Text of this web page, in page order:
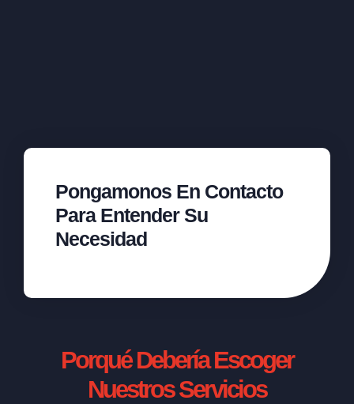
Pongamonos En Contacto
Para Entender Su
Necesidad
Porqué Debería Escoger
Nuestros Servicios